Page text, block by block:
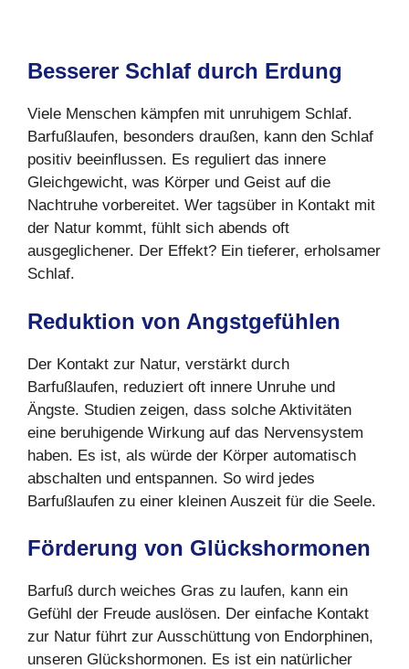
Besserer Schlaf durch Erdung
Viele Menschen kämpfen mit unruhigem Schlaf.
Barfußlaufen, besonders draußen, kann den Schlaf
positiv beeinflussen. Es reguliert das innere
Gleichgewicht, was Körper und Geist auf die
Nachtruhe vorbereitet. Wer tagsüber in Kontakt mit
der Natur kommt, fühlt sich abends oft
ausgeglichener. Der Effekt? Ein tieferer, erholsamer
Schlaf.
Reduktion von Angstgefühlen
Der Kontakt zur Natur, verstärkt durch
Barfußlaufen, reduziert oft innere Unruhe und
Ängste. Studien zeigen, dass solche Aktivitäten
eine beruhigende Wirkung auf das Nervensystem
haben. Es ist, als würde der Körper automatisch
abschalten und entspannen. So wird jedes
Barfußlaufen zu einer kleinen Auszeit für die Seele.
Förderung von Glückshormonen
Barfuß durch weiches Gras zu laufen, kann ein
Gefühl der Freude auslösen. Der einfache Kontakt
zur Natur führt zur Ausschüttung von Endorphinen,
unseren Glückshormonen. Es ist ein natürlicher